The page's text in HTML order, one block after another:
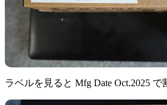
ラベルを見ると Mfg Date Oct.2025 で